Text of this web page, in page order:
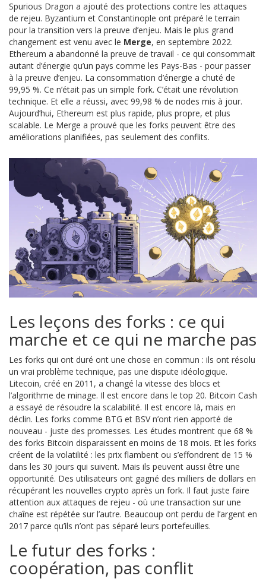
Spurious Dragon a ajouté des protections contre les attaques
de rejeu. Byzantium et Constantinople ont préparé le terrain
pour la transition vers la preuve d’enjeu. Mais le plus grand
changement est venu avec le Merge, en septembre 2022.
Ethereum a abandonné la preuve de travail - ce qui consommait
autant d’énergie qu’un pays comme les Pays-Bas - pour passer
à la preuve d’enjeu. La consommation d’énergie a chuté de
99,95 %. Ce n’était pas un simple fork. C’était une révolution
technique. Et elle a réussi, avec 99,98 % de nodes mis à jour.
Aujourd’hui, Ethereum est plus rapide, plus propre, et plus
scalable. Le Merge a prouvé que les forks peuvent être des
améliorations planifiées, pas seulement des conflits.
Les leçons des forks : ce qui
marche et ce qui ne marche pas
Les forks qui ont duré ont une chose en commun : ils ont résolu
un vrai problème technique, pas une dispute idéologique.
Litecoin, créé en 2011, a changé la vitesse des blocs et
l’algorithme de minage. Il est encore dans le top 20. Bitcoin Cash
a essayé de résoudre la scalabilité. Il est encore là, mais en
déclin. Les forks comme BTG et BSV n’ont rien apporté de
nouveau - juste des promesses. Les études montrent que 68 %
des forks Bitcoin disparaissent en moins de 18 mois. Et les forks
créent de la volatilité : les prix flambent ou s’effondrent de 15 %
dans les 30 jours qui suivent. Mais ils peuvent aussi être une
opportunité. Des utilisateurs ont gagné des milliers de dollars en
récupérant les nouvelles crypto après un fork. Il faut juste faire
attention aux attaques de rejeu - où une transaction sur une
chaîne est répétée sur l’autre. Beaucoup ont perdu de l’argent en
2017 parce qu’ils n’ont pas séparé leurs portefeuilles.
Le futur des forks :
coopération, pas conflit